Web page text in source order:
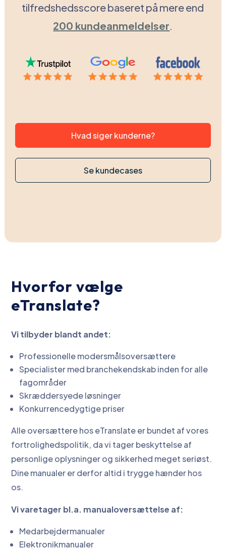
tilfredshedsscore baseret på mere end
200 kundeanmeldelser.
Hvad siger kunderne?
Se kundecases
Hvorfor vælge
eTranslate?
Vi tilbyder blandt andet:
Professionelle modersmålsoversættere
Specialister med branchekendskab inden for alle
fagområder
Skræddersyede løsninger
Konkurrencedygtige priser
Alle oversættere hos eTranslate er bundet af vores
fortrolighedspolitik, da vi tager beskyttelse af
personlige oplysninger og sikkerhed meget seriøst.
Dine manualer er derfor altid i trygge hænder hos
os.
Vi varetager bl.a. manualoversættelse af:
Medarbejdermanualer
Elektronikmanualer